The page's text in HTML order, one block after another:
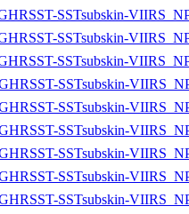
SSTsubskin-
SSTsubskin-
SSTsubskin-
SSTsubskin-
SSTsubskin-
SSTsubskin-
SSTsubskin-
SSTsubskin-
SSTsubskin-